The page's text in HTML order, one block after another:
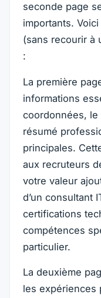
seconde page
importants.
(sans recourir à
:
La première
informations
coordonnées,
résumé
principales.
aux recruteurs
votre valeur
d’un consultant
certifications
compétences
particulier.
La deuxième
les expériences